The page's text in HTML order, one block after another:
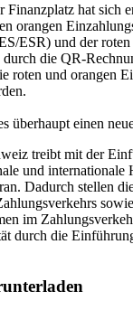
hat sich
orangen
ESR) und der
die QR-
roten und orangen
überhaupt einen
treibt mit der
und internationale
Dadurch stellen
im
durch die